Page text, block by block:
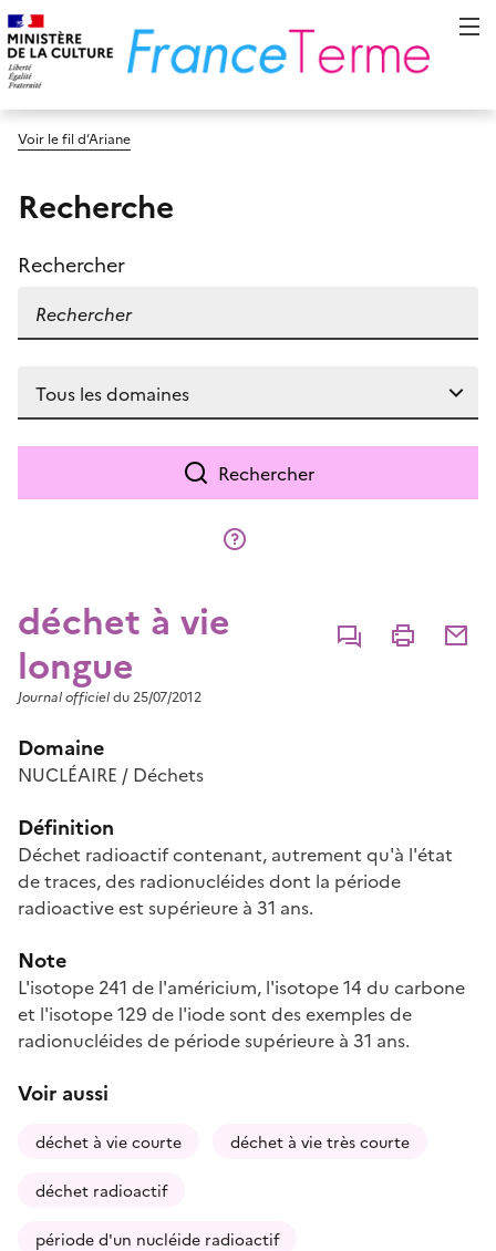
Voir le fil d’Ariane
Recherche
Rechercher
Rechercher
déchet à vie
longue
CommenterImprimer
Journal officieldu 25/07/2012
Domaine
NUCLÉAIRE / Déchets
Définition
Déchet radioactif contenant, autrement qu'à l'état
de traces, des radionucléides dont la période
radioactive est supérieure à 31 ans.
Note
L'isotope 241 de l'américium, l'isotope 14 du carbone
et l'isotope 129 de l'iode sont des exemples de
radionucléides de période supérieure à 31 ans.
Voir aussi
déchet à vie courte déchet à vie très courte
déchet radioactif
période d'un nucléide radioactif